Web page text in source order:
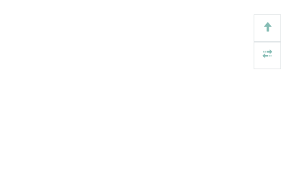
动力学引导的聚对苯二甲酸乙二酯可控低聚解